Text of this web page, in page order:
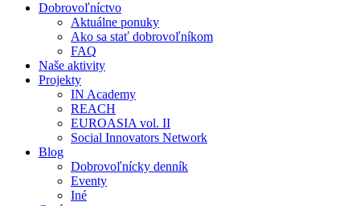
Dobrovoľníctvo
Aktuálne ponuky
Ako sa stať dobrovoľníkom
FAQ
Naše aktivity
Projekty
IN Academy
REACH
EUROASIA vol. II
Social Innovators Network
Blog
Dobrovoľnícky denník
Eventy
Iné